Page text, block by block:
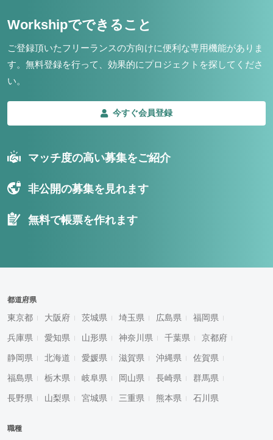
Workshipでできること
ご登録頂いたフリーランスの方向けに便利な専用機能がありま
す。 無料登録を行って、効果的にプロジェクトを探してくださ
い。
今すぐ会員登録
マッチ度の高い募集をご紹介
非公開の募集を見れます
無料で帳票を作れます
都道府県
東京都 大阪府 茨城県 埼玉県 広島県 福岡県
兵庫県 愛知県 山形県 神奈川県 千葉県 京都府
静岡県 北海道 愛媛県 滋賀県 沖縄県 佐賀県
福島県 栃木県 岐阜県 岡山県 長崎県 群馬県
長野県 山梨県 宮城県 三重県 熊本県 石川県
職種